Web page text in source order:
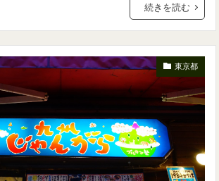
続きを読む
東京都